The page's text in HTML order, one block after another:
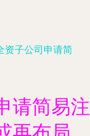
资子公司申请简
请简易注